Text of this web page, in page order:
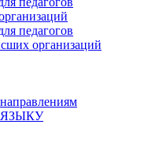
педагогов
организаций